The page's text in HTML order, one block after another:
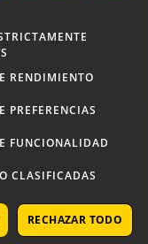
Pablo Iglesias, 4.
Infantil:91 643 61 33
RENDIMIENTO
PREFERENCIAS
FUNCIONALIDAD
CLASIFICADAS
RECHAZAR TODO